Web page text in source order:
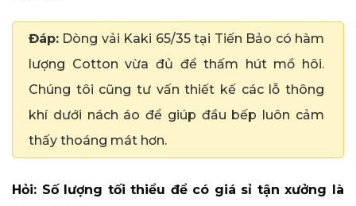
Đáp: Dòng vải Kaki 65/35 tại Tiến Bảo có hàm
lượng Cotton vừa đủ để thấm hút mồ hôi.
Chúng tôi cũng tư vấn thiết kế các lỗ thông
khí dưới nách áo để giúp đầu bếp luôn cảm
thấy thoáng mát hơn.
Hỏi: Số lượng tối thiểu để có giá sỉ tận xưởng là